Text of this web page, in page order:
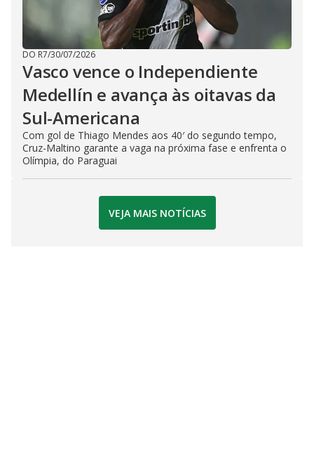
DO R7/30/07/2026
Vasco vence o Independiente
Medellín e avança às oitavas da
Sul-Americana
Com gol de Thiago Mendes aos 40′ do segundo tempo,
Cruz-Maltino garante a vaga na próxima fase e enfrenta o
Olímpia, do Paraguai
VEJA MAIS NOTÍCIAS